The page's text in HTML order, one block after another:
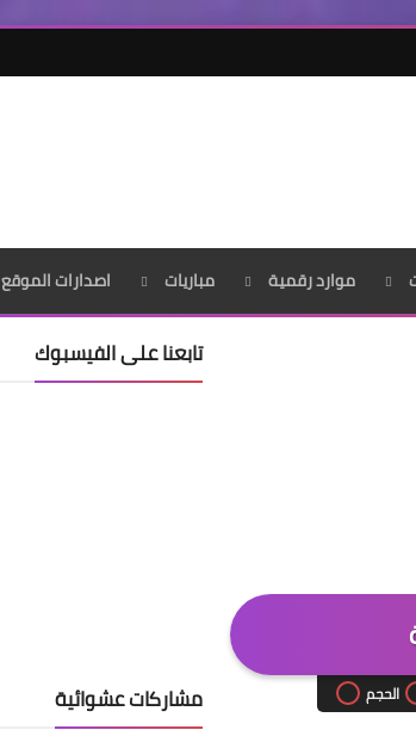
موارد رقمية مباريات اصدارات الموقع
الحجم
تابعنا على الفيسبوك
مشاركات عشوائية